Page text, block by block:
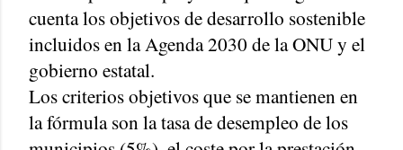
cuenta los objetivos de desarrollo sostenible
incluidos en la Agenda 2030 de la ONU y el
gobierno estatal.
Los criterios objetivos que se mantienen en
la fórmula son la tasa de desempleo de los